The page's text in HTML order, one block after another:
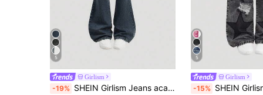
5
Girlism
-19% SHEIN Girlism Jeans acampanados de estilo vintage desgastado en azul oscuro para niña preadolescente, para uso diario en otoño/invierno, atuendo callejero, Halloween y Navidad, jeans de invierno
5
Girlism
-15% SHEIN Girlism Jeans holgados con pierna ancha, efecto desgarrado y parches de